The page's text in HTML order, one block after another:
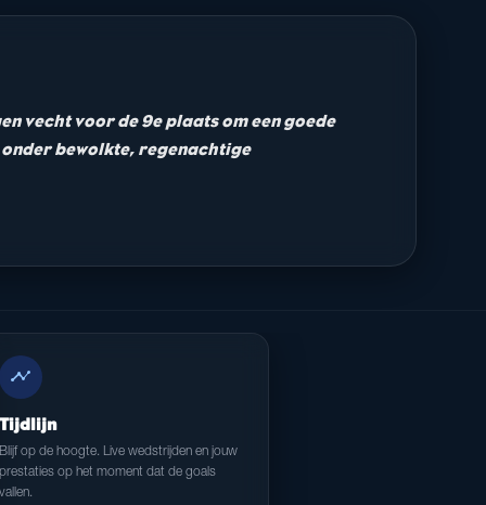
vecht voor de 9e plaats om een goede
bewolkte, regenachtige
timeline
Tijdlijn
Blijf op de hoogte. Live wedstrijden en jouw
prestaties op het moment dat de goals
vallen.